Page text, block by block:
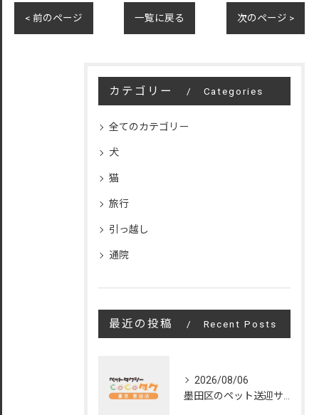
< 前のページ 一覧に戻る 次のページ >
カテゴリー Categories
全てのカテゴリー
犬
猫
旅行
引っ越し
通院
最近の投稿 Recent Posts
2026/08/06